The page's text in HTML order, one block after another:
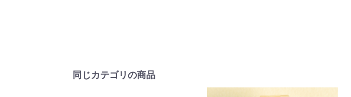
同じカテゴリの商品